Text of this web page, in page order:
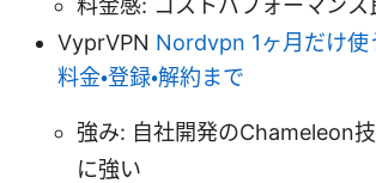
料金感: コストパフォーマンス
VyprVPN Nordvpn 1ヶ月だけ使
料金・登録・解約まで
強み: 自社開発のChameleon
に強い